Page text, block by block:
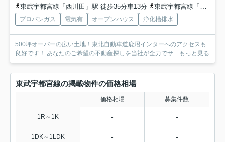
東武宇都宮線「西川田」駅 徒歩35分車13分
東武宇都宮線「江曽島」駅 徒歩37分
プロパンガス 電気有 オープンハウス 浄化槽排水
500坪オーバーの広い土地！東北自動車道鹿沼インターへのアクセスも
良好です！ あなたのご希望の不動産探しを当社が全力でサ... もっと見る
東武宇都宮線の掲載物件の価格相場
価格相場 募集件数
1R～1K - -
1DK～1LDK - -